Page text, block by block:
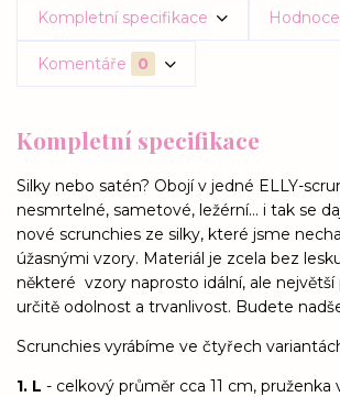
Kompletní specifikace
Komentáře 0
Kompletní specifikace
Silky nebo satén? Obojí v jedné ELLY-
nesmrtelné, sametové, ležérní... i tak se
nové scrunchies ze silky, které jsme
úžasnými vzory. Materiál je zcela bez
některé vzory naprosto idální, ale největší
určitě odolnost a trvanlivost. Budete
Scrunchies vyrábíme ve čtyřech
1. L - celkový průměr cca 11 cm, pruženka